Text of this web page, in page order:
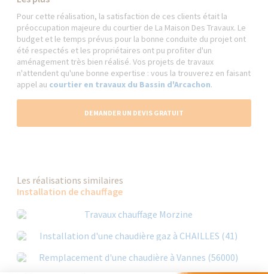
Pour cette réalisation, la satisfaction de ces clients était la
préoccupation majeure du courtier de La Maison Des Travaux. Le
budget et le temps prévus pour la bonne conduite du projet ont
été respectés et les propriétaires ont pu profiter d'un
aménagement très bien réalisé. Vos projets de travaux
n'attendent qu'une bonne expertise : vous la trouverez en faisant
appel au courtier en travaux du Bassin d'Arcachon.
DEMANDER UN DEVIS GRATUIT
Les réalisations similaires
Installation de chauffage